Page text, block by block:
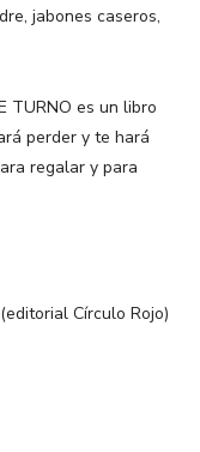
jabones caseros,
TURNO es un libro
perder y te hará
regalar y para
Círculo Rojo)